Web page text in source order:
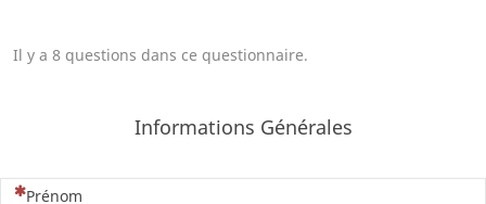
Il y a 8 questions dans ce questionnaire.
Informations Générales
(Cette question est obligatoire)
Prénom